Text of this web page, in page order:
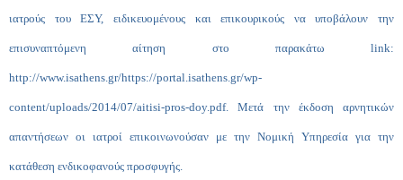
ιατρούς του ΕΣΥ, ειδικευομένους και επικουρικούς να υποβάλουν την
επισυναπτόμενη αίτηση στο παρακάτω link:
http://www.isathens.gr/https://portal.isathens.gr/wp-
content/uploads/2014/07/aitisi-pros-doy.pdf. Μετά την έκδοση αρνητικών
απαντήσεων οι ιατροί επικοινωνούσαν με την Νομική Υπηρεσία για την
κατάθεση ενδικοφανούς προσφυγής.